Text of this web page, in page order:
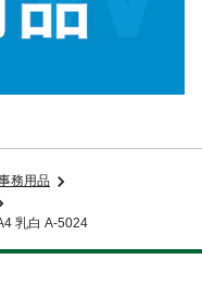
務用品
乳白 A-5024